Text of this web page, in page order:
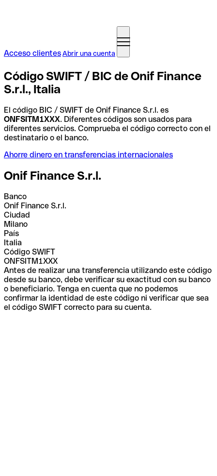
Acceso clientesAbrir una cuenta
Código SWIFT / BIC de Onif Finance
S.r.l., Italia
El código BIC / SWIFT de Onif Finance S.r.l. es
ONFSITM1XXX. Diferentes códigos son usados para
diferentes servicios. Comprueba el código correcto con el
destinatario o el banco.
Ahorre dinero en transferencias internacionales
Onif Finance S.r.l.
Banco
Onif Finance S.r.l.
Ciudad
Milano
País
Italia
Código SWIFT
ONFSITM1XXX
Antes de realizar una transferencia utilizando este código
desde su banco, debe verificar su exactitud con su banco
o beneficiario. Tenga en cuenta que no podemos
confirmar la identidad de este código ni verificar que sea
el código SWIFT correcto para su cuenta.